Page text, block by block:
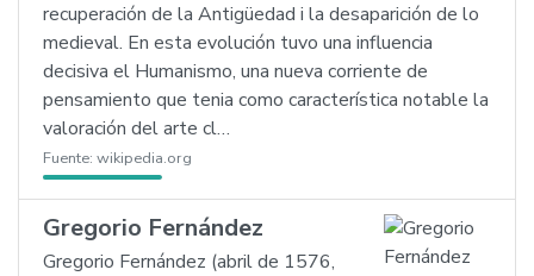
recuperación de la Antigüedad i la desaparición de lo
medieval. En esta evolución tuvo una influencia
decisiva el Humanismo, una nueva corriente de
pensamiento que tenia como característica notable la
valoración del arte cl…
Fuente: wikipedia.org
Gregorio Fernández
Gregorio Fernández (abril de 1576,